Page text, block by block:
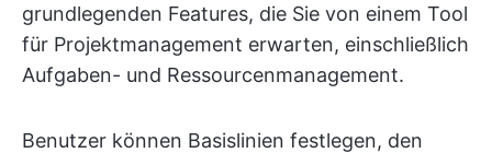
grundlegenden Features, die Sie von einem Tool
für Projektmanagement erwarten, einschließlich
Aufgaben- und Ressourcenmanagement.
Benutzer können Basislinien festlegen, den